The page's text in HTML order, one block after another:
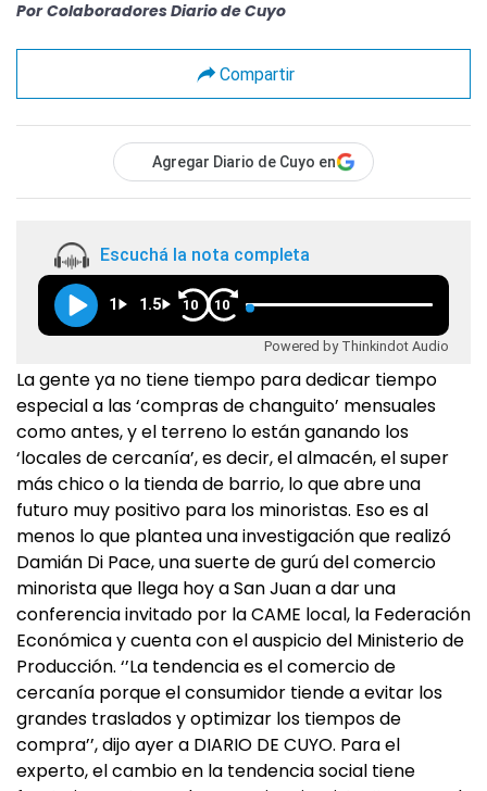
Por Colaboradores Diario de Cuyo
Compartir
Agregar Diario de Cuyo en
Escuchá la nota completa
1 1.5 10 10
Powered by Thinkindot Audio
La gente ya no tiene tiempo para dedicar tiempo
especial a las ‘compras de changuito’ mensuales
como antes, y el terreno lo están ganando los
‘locales de cercanía’, es decir, el almacén, el super
más chico o la tienda de barrio, lo que abre una
futuro muy positivo para los minoristas. Eso es al
menos lo que plantea una investigación que realizó
Damián Di Pace, una suerte de gurú del comercio
minorista que llega hoy a San Juan a dar una
conferencia invitado por la CAME local, la Federación
Económica y cuenta con el auspicio del Ministerio de
Producción. ‘’La tendencia es el comercio de
cercanía porque el consumidor tiende a evitar los
grandes traslados y optimizar los tiempos de
compra’’, dijo ayer a DIARIO DE CUYO. Para el
experto, el cambio en la tendencia social tiene